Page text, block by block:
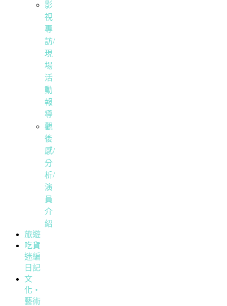
影
視
專
訪/
現
場
活
動
報
導
觀
後
感/
分
析/
演
員
介
紹
旅遊
吃貨
迷編
日記
文
化・
藝術